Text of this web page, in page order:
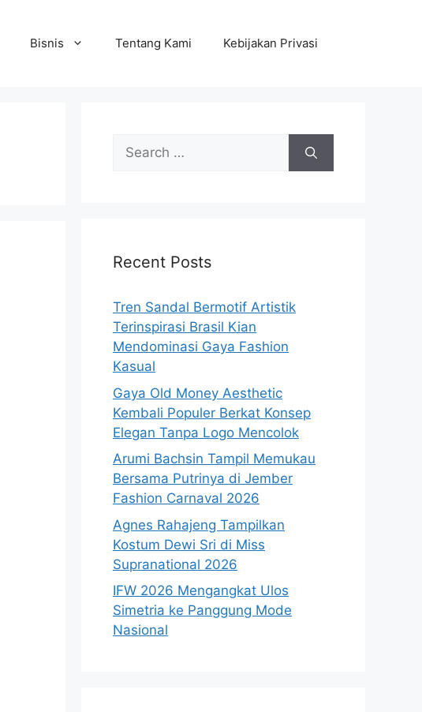
Bisnis Tentang Kami Kebijakan Privasi
Search
for:
Recent Posts
Tren Sandal Bermotif Artistik
Terinspirasi Brasil Kian
Mendominasi Gaya Fashion
Kasual
Gaya Old Money Aesthetic
Kembali Populer Berkat Konsep
Elegan Tanpa Logo Mencolok
Arumi Bachsin Tampil Memukau
Bersama Putrinya di Jember
Fashion Carnaval 2026
Agnes Rahajeng Tampilkan
Kostum Dewi Sri di Miss
Supranational 2026
IFW 2026 Mengangkat Ulos
Simetria ke Panggung Mode
Nasional